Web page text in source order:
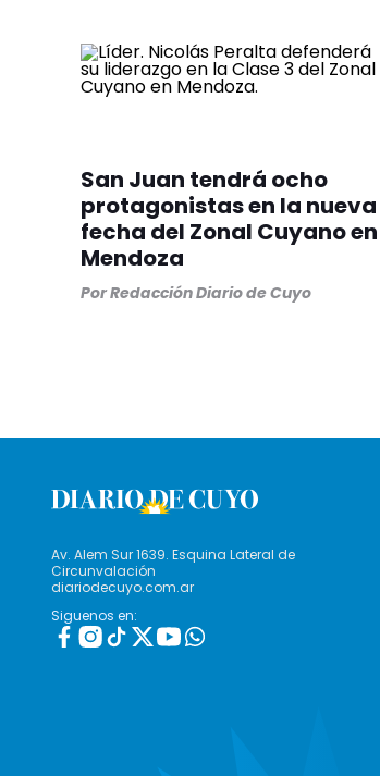
San Juan tendrá ocho
protagonistas en la nueva
fecha del Zonal Cuyano en
Mendoza
PorRedacción Diario de Cuyo
Av. Alem Sur 1639. Esquina Lateral de
Circunvalación
diariodecuyo.com.ar
Siguenos en: